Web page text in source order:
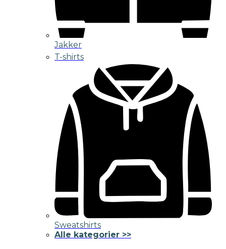
Jakker
T-shirts
Sweatshirts
Alle kategorier >>